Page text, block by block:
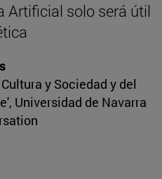
Artificial solo será útil
y Sociedad y del
Universidad de Navarra